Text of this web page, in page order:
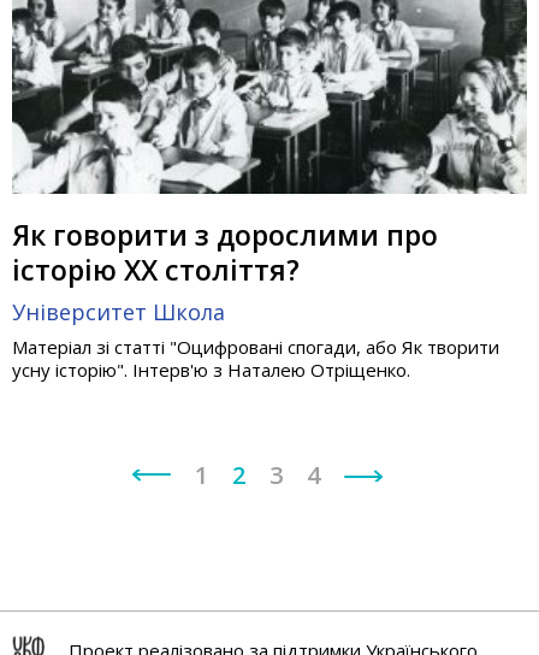
Як говорити з дорослими про
історію ХХ століття?
Університет Школа
Матеріал зі статті "Оцифровані спогади, або Як творити
усну історію". Інтерв'ю з Наталею Отріщенко.
1 2 3 4